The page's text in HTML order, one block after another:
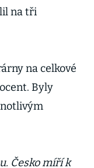
na tři
na celkové
Byly
Česko míří k